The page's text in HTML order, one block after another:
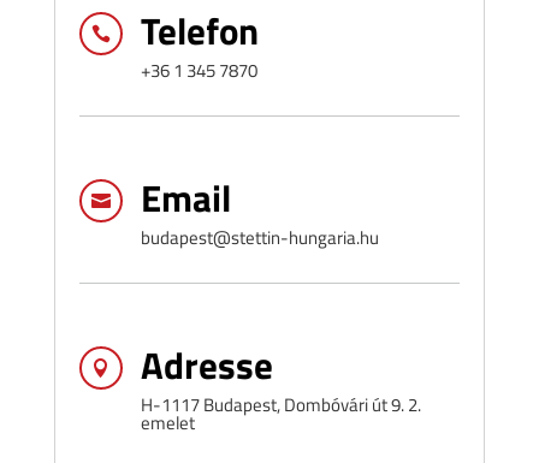
 Telefon
+36 1 345 7870
 Email
budapest@stettin-hungaria.hu
 Adresse
H-1117 Budapest, Dombóvári út 9. 2.
emelet